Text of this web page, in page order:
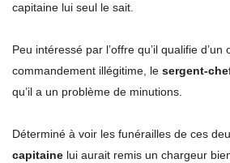
capitaine lui seul le sait.
Peu intéressé par l’offre qu’il qualifie d’un
commandement illégitime, le sergent-
qu’il a un problème de minutions.
Déterminé à voir les funérailles de ces
capitaine lui aurait remis un chargeur